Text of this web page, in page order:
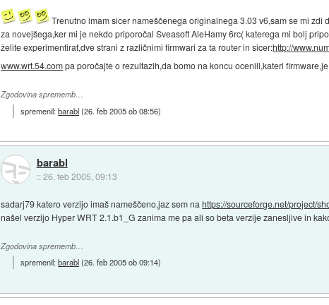
Trenutno imam sicer nameščenega originalnega 3.03 v6,sam se mi
za novejšega,ker mi je nekdo priporočal Sveasoft AleHamy 6rc( katerega mi bolj
želite experimentirat,dve strani z različnimi firmwari za ta router in sicer:http://
www.wrt.54.compa poročajte o rezultazih,da bomo na koncu ocenili,kateri
Zgodovina sprememb…
spremenil:barabl(26. feb 2005 ob 08:56)
barabl
::26. feb 2005, 09:13
sadarj79 katero verzijo imaš nameščeno,jaz sem nahttps://sourceforge.net/project/
našel verzijo Hyper WRT 2.1.b1_G zanima me pa ali so beta verzije zanesljive in
Zgodovina sprememb…
spremenil:barabl(26. feb 2005 ob 09:14)